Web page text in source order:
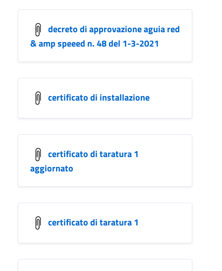
decreto di approvazione aguia red
& amp speeed n. 48 del 1-3-2021
certificato di installazione
certificato di taratura 1
aggiornato
certificato di taratura 1